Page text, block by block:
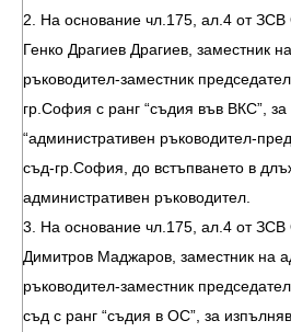
2. На основание чл.175, ал.4 от
Генко Драгиев Драгиев, заместник
ръководител-заместник
гр.София с ранг “съдия във ВКС”,
“административен ръководител-
съд-гр.София, до встъпването в
административен ръководител.
3. На основание чл.175, ал.4 от
Димитров Маджаров, заместник на
ръководител-заместник
съд с ранг “съдия в ОС”, за